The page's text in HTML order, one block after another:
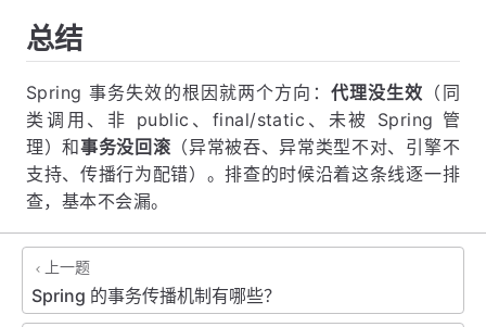
总结
Spring 事务失效的根因就两个方向： 代理没生效 （同
类调用、非 public、final/static、未被 Spring 管
理）和事务没回滚 （异常被吞、异常类型不对、引擎不
支持、传播行为配错）。排查的时候沿着这条线逐一排
查，基本不会漏。
上一题
Spring 的事务传播机制有哪些？